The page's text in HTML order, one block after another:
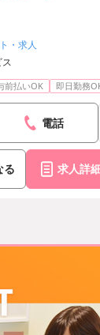
・求人
前払いOK 即日勤務
電話
る 求人詳